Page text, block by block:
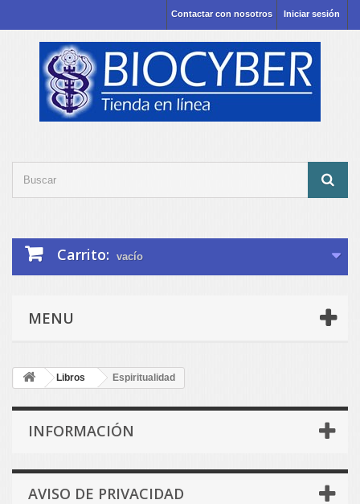
Iniciar sesión
Contactar con nosotros
Carrito: vacío
MENU
Libros Espiritualidad
INFORMACIÓN
AVISO DE PRIVACIDAD